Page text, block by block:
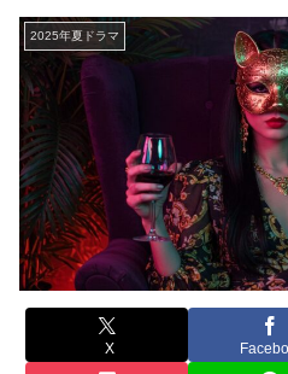
2025年夏ドラマ
X